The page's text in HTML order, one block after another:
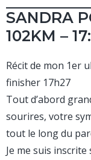
SANDRA
102KM –
Récit de mon 1er
finisher 17h27
Tout d’abord
sourires, votre
tout le long du
Je me suis